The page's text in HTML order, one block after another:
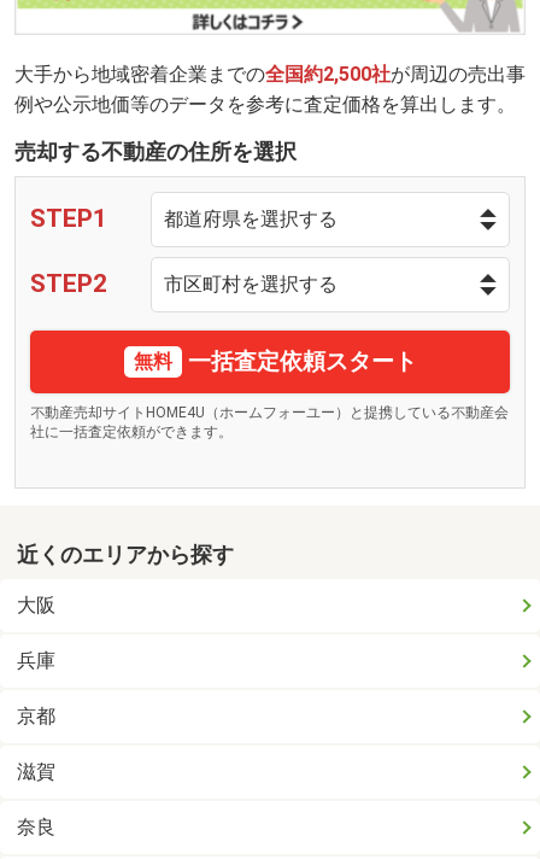
大手から地域密着企業までの全国約2,500社が周辺の売出事
例や公示地価等のデータを参考に査定価格を算出します。
売却する不動産の住所を選択
STEP1
STEP2
無料 一括査定依頼スタート
不動産売却サイトHOME4U（ホームフォーユー）と提携している不動産会
社に一括査定依頼ができます。
近くのエリアから探す
大阪
兵庫
京都
滋賀
奈良